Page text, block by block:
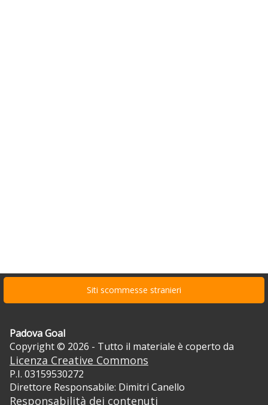
Siti scommesse stranieri
Padova Goal
Copyright © 2026 - Tutto il materiale è coperto da
Licenza Creative Commons
P.I. 03159530272
Direttore Responsabile: Dimitri Canello
Responsabilità dei contenuti